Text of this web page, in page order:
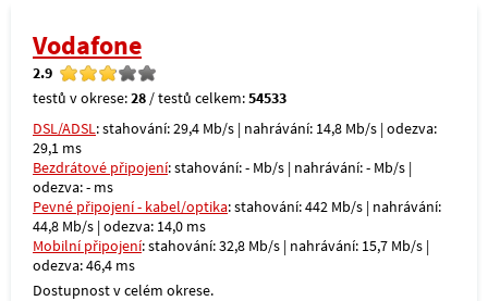
Vodafone
2.9
testů v okrese:28 / testů celkem:54533
DSL/ADSL: stahování: 29,4 Mb/s | nahrávání: 14,8 Mb/s | odezva:
29,1 ms
Bezdrátové připojení: stahování: - Mb/s | nahrávání: - Mb/s |
odezva: - ms
Pevné připojení - kabel/optika: stahování: 442 Mb/s | nahrávání:
44,8 Mb/s | odezva: 14,0 ms
Mobilní připojení: stahování: 32,8 Mb/s | nahrávání: 15,7 Mb/s |
odezva: 46,4 ms
Dostupnost v celém okrese.